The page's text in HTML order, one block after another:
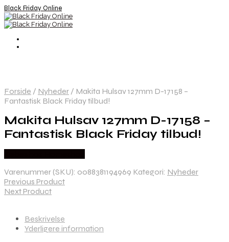
Black Friday Online
Forside / Nyheder / Makita Hulsav 127mm D-17158 –
Fantastisk Black Friday tilbud!
Makita Hulsav 127mm D-17158 –
Fantastisk Black Friday tilbud!
Varenummer (SKU): 0088381194969 Kategori: Nyheder
Previous Product
Next Product
Beskrivelse
Yderligere information